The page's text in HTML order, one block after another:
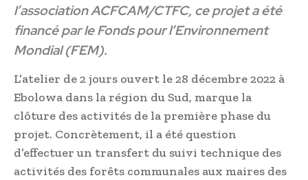
l’association ACFCAM/CTFC, ce projet a été
financé par le Fonds pour l’Environnement
Mondial (FEM).
L’atelier de 2 jours ouvert le 28 décembre 2022 à
Ebolowa dans la région du Sud, marque la
clôture des activités de la première phase du
projet. Concrètement, il a été question
d’effectuer un transfert du suivi technique des
activités des forêts communales aux maires des